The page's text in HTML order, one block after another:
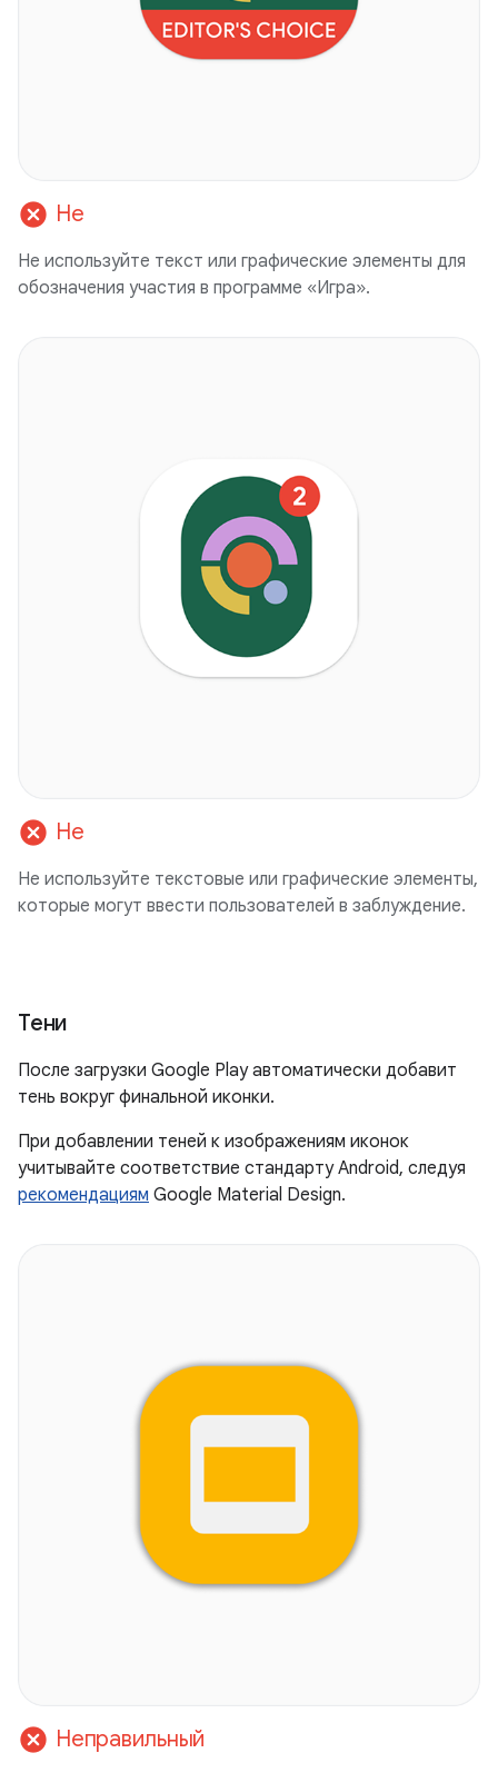
cancel Не
Не используйте текст или графические элементы для
обозначения участия в программе «Игра».
cancel Не
Не используйте текстовые или графические элементы,
которые могут ввести пользователей в заблуждение.
Тени
После загрузки Google Play автоматически добавит
тень вокруг финальной иконки.
При добавлении теней к изображениям иконок
учитывайте соответствие стандарту Android, следуя
рекомендациям Google Material Design.
cancel Неправильный